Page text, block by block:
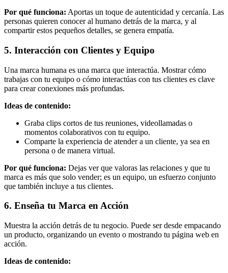
Por qué funciona: Aportas un toque de autenticidad y cercanía. Las
personas quieren conocer al humano detrás de la marca, y al
compartir estos pequeños detalles, se genera empatía.
5. Interacción con Clientes y Equipo
Una marca humana es una marca que interactúa. Mostrar cómo
trabajas con tu equipo o cómo interactúas con tus clientes es clave
para crear conexiones más profundas.
Ideas de contenido:
Graba clips cortos de tus reuniones, videollamadas o
momentos colaborativos con tu equipo.
Comparte la experiencia de atender a un cliente, ya sea en
persona o de manera virtual.
Por qué funciona: Dejas ver que valoras las relaciones y que tu
marca es más que solo vender; es un equipo, un esfuerzo conjunto
que también incluye a tus clientes.
6. Enseña tu Marca en Acción
Muestra la acción detrás de tu negocio. Puede ser desde empacando
un producto, organizando un evento o mostrando tu página web en
acción.
Ideas de contenido: